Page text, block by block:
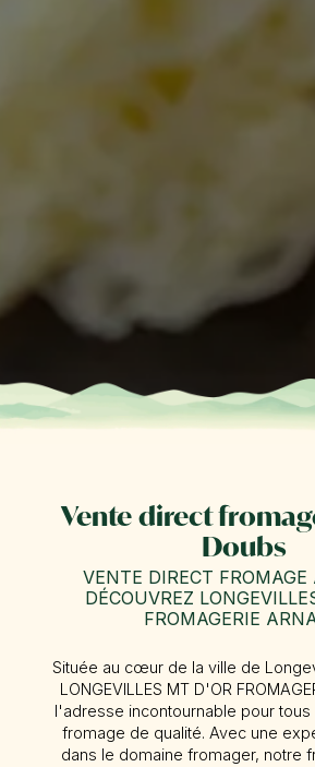
Vente direct
Doubs
VENTE DIRECT FROMAGE
DÉCOUVREZ
FROMAGERIE
Située au cœur de la ville de
LONGEVILLES MT D'OR
l'adresse incontournable pour
fromage de qualité. Avec une
dans le domaine fromager, notre